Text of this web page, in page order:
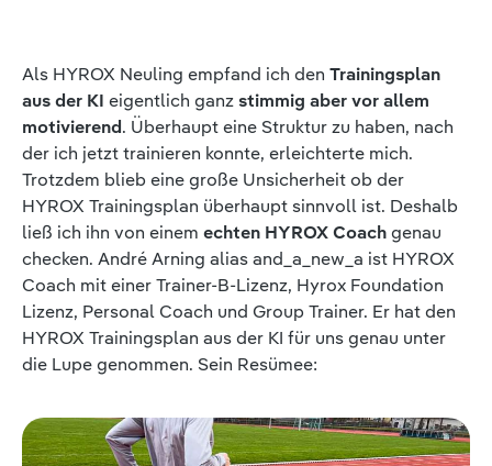
Als HYROX Neuling empfand ich den Trainingsplan
aus der KI eigentlich ganzstimmig aber vor allem
motivierend. Überhaupt eine Struktur zu haben, nach
der ich jetzt trainieren konnte, erleichterte mich.
Trotzdem blieb eine große Unsicherheit ob der
HYROX Trainingsplan überhaupt sinnvoll ist. Deshalb
ließ ich ihn von einem echten HYROX Coachgenau
checken. André Arning alias and_a_new_a ist HYROX
Coach mit einer Trainer-B-Lizenz, Hyrox Foundation
Lizenz, Personal Coach und Group Trainer. Er hat den
HYROX Trainingsplan aus der KI für uns genau unter
die Lupe genommen. Sein Resümee: